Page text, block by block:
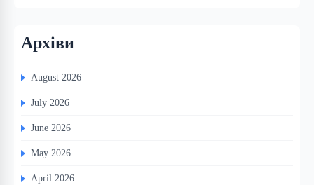
Архіви
August 2026
July 2026
June 2026
May 2026
April 2026